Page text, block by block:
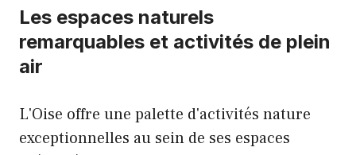
Les espaces naturels
remarquables et activités de plein
air
L'Oise offre une palette d'activités nature
exceptionnelles au sein de ses espaces